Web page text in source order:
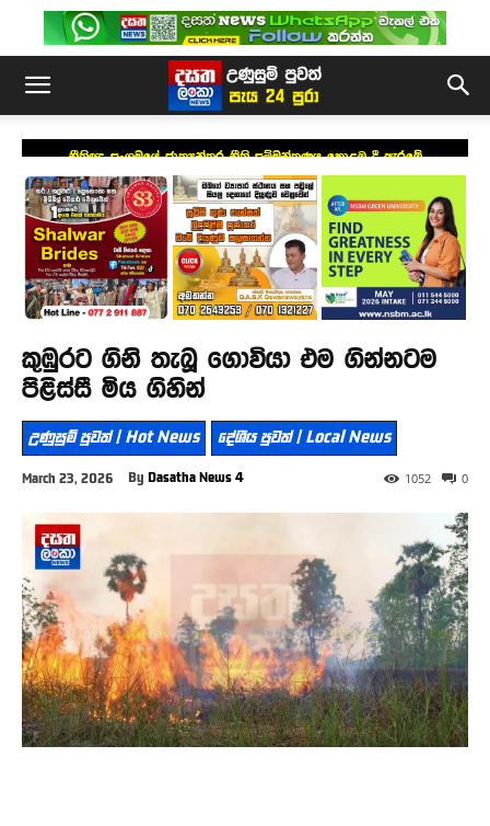
නීතිඥ සංගමයේ ජාත්‍යන්තර නීති සම්මන්ත්‍රණය කොළඹ දී ඇරඹේ
කුඹුරට ගිනි තැබූ ගොවියා එම ගින්නටම
පිළිස්සී මිය ගිහින්
උණුසුම් පුවත් | Hot News දේශීය පුවත් | Local News
March 23, 2026 By Dasatha News 4 0
1052